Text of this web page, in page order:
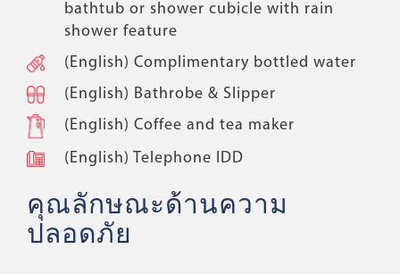
bathtub or shower cubicle with rain
shower feature
(English) Complimentary bottled water
(English) Bathrobe & Slipper
(English) Coffee and tea maker
(English) Telephone IDD
คุณลักษณะด้านความ
ปลอดภัย